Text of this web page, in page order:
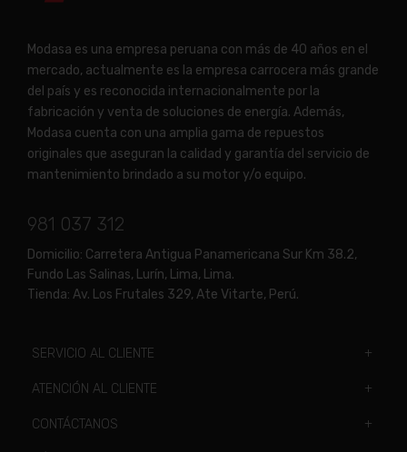
Modasa es una empresa peruana con más de 40 años en el
mercado, actualmente es la empresa carrocera más grande
del país y es reconocida internacionalmente por la
fabricación y venta de soluciones de energía. Además,
Modasa cuenta con una amplia gama de repuestos
originales que aseguran la calidad y garantía del servicio de
mantenimiento brindado a su motor y/o equipo.
981 037 312
Domicilio: Carretera Antigua Panamericana Sur Km 38.2,
Fundo Las Salinas, Lurín, Lima, Lima.
Tienda: Av. Los Frutales 329, Ate Vitarte, Perú.
SERVICIO AL CLIENTE
ATENCIÓN AL CLIENTE
CONTÁCTANOS